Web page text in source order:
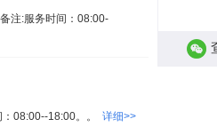
注:服务时间：08:00-
08:00--18:00。。 详细>>